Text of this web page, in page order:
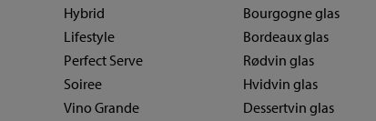
Hybrid
Lifestyle
Perfect Serve
Soiree
Vino Grande
Bourgogne glas
Bordeaux glas
Rødvin glas
Hvidvin glas
Dessertvin glas